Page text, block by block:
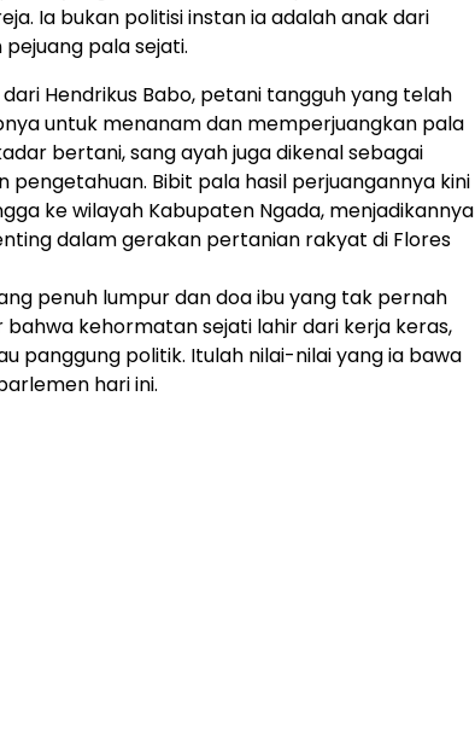
Ia bukan politisi instan ia adalah anak dari
pala sejati.
Hendrikus Babo, petani tangguh yang telah
untuk menanam dan memperjuangkan pala
bertani, sang ayah juga dikenal sebagai
pengetahuan. Bibit pala hasil perjuangannya kini
ke wilayah Kabupaten Ngada, menjadikannya
dalam gerakan pertanian rakyat di Flores
penuh lumpur dan doa ibu yang tak pernah
bahwa kehormatan sejati lahir dari kerja keras,
panggung politik. Itulah nilai-nilai yang ia bawa
hari ini.